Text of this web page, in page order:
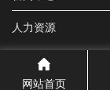
人力资源
网站首页